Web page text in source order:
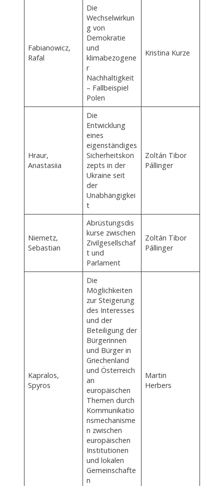
Fabianowicz,
Rafal
Die
Wechselwirkun
g von
Demokratie
und
klimabezogene
r
Nachhaltigkeit
– Fallbeispiel
Polen
Kristina Kurze
Hraur,
Anastasiia
Die
Entwicklung
eines
eigenständiges
Sicherheitskon
zepts in der
Ukraine seit
der
Unabhängigkei
t
Zoltán Tibor
Pállinger
Niemetz,
Sebastian
Abrüstungsdis
kurse zwischen
Zivilgesellschaf
t und
Parlament
Zoltán Tibor
Pállinger
Kapralos,
Spyros
Die
Möglichkeiten
zur Steigerung
des Interesses
und der
Beteiligung der
Bürgerinnen
und Bürger in
Griechenland
und Österreich
an
europäischen
Themen durch
Kommunikatio
nsmechanisme
n zwischen
europäischen
Institutionen
und lokalen
Gemeinschafte
n
Martin
Herbers